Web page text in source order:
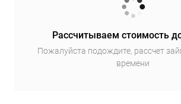
Рассчитываем стоимость
Пожалуйста подождите, рассчет
времени